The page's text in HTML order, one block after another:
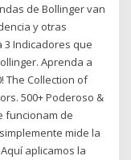
de Bollinger van
y otras
3 Indicadores que
Aprenda a
The Collection of
500+ Poderoso &
funcionam de
mide la
aplicamos la